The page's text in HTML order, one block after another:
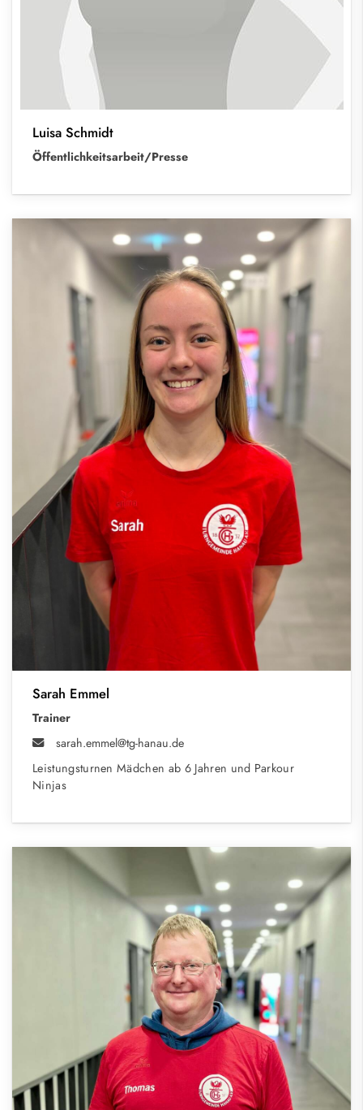
Luisa Schmidt
Öffentlichkeitsarbeit/Presse
Sarah Emmel
Trainer
sarah.emmel@tg-hanau.de
Leistungsturnen Mädchen ab 6 Jahren und Parkour
Ninjas